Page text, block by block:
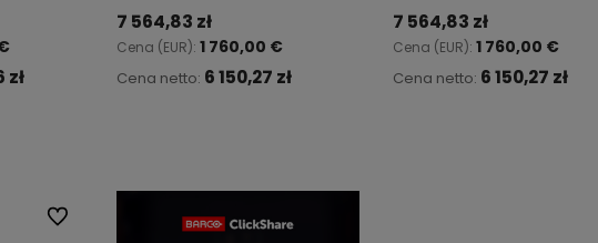
Działamy od 1992 roku, mamy więc
30 lat doświadczenia
na polskim rynku.
Kupując u nas masz pewność, że
oficjalnej
dystrybucji
zł
7 564,83 zł
Cena (EUR): 1 760,00 €
Cena netto: 6 150,27 zł
7 564,83 zł
Cena (EUR): 1 760,00 €
Cena netto: 6 150,27 zł
Do ulubionych